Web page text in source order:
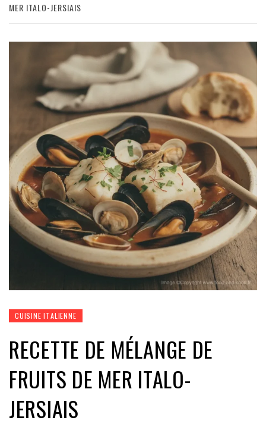
MER ITALO-JERSIAIS
CUISINE ITALIENNE
RECETTE DE MÉLANGE DE
FRUITS DE MER ITALO-
JERSIAIS